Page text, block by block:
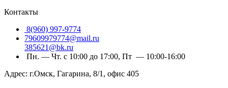
Контакты
8(960) 997-9774
79609979774@mail.ru
385621@bk.ru
Пн. — Чт. с 10:00 до 17:00, Пт — 10:00-16:00
Адрес: г.Омск, Гагарина, 8/1, офис 405